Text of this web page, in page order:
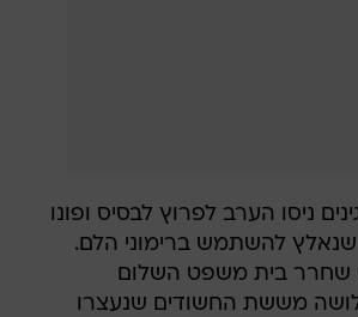
ניסו הערב לפרוץ לבסיס ופונו
שנאלץ להשתמש ברימוני הלם.
שחרר בית משפט השלום
מששת החשודים שנעצרו